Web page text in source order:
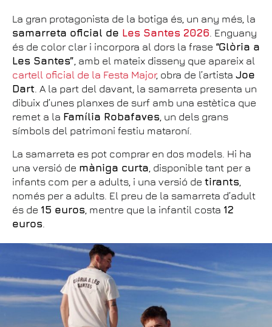
La gran protagonista de la botiga és, un any més, la
samarreta oficial de Les Santes 2026. Enguany
és de color clar i incorpora al dors la frase “Glòria a
Les Santes”, amb el mateix disseny que apareix al
cartell oficial de la Festa Major, obra de l’artista Joe
Dart. A la part del davant, la samarreta presenta un
dibuix d’unes planxes de surf amb una estètica que
remet a la Família Robafaves, un dels grans
símbols del patrimoni festiu mataroní.
La samarreta es pot comprar en dos models. Hi ha
una versió de màniga curta, disponible tant per a
infants com per a adults, i una versió de tirants,
només per a adults. El preu de la samarreta d’adult
és de 15 euros, mentre que la infantil costa 12
euros.